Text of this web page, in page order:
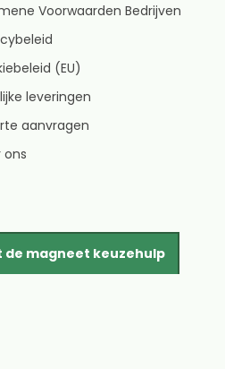
Voorwaarden Bedrijven
(EU)
leveringen
aanvragen
ons
de magneet keuzehulp